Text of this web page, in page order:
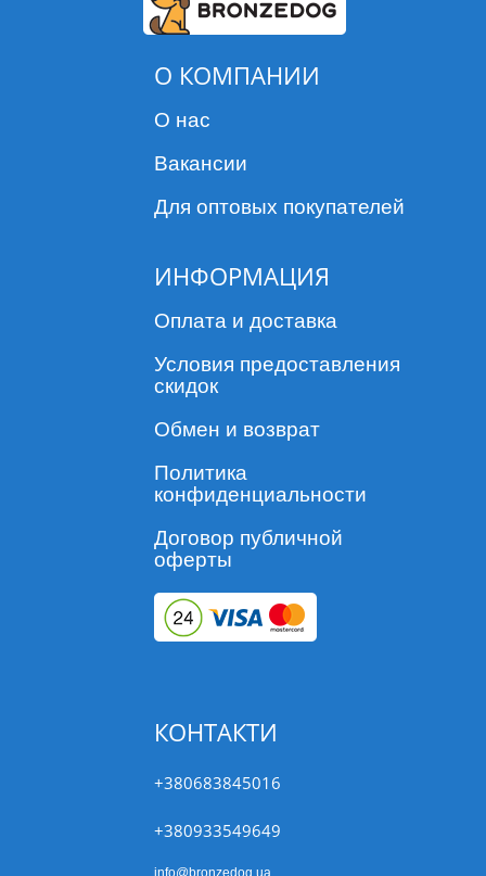
О КОМПАНИИ
О нас
Вакансии
Для оптовых покупателей
ИНФОРМАЦИЯ
Оплата и доставка
Условия предоставления
скидок
Обмен и возврат
Политика
конфиденциальности
Договор публичной
оферты
КОНТАКТИ
+380683845016
+380933549649
info@bronzedog.ua